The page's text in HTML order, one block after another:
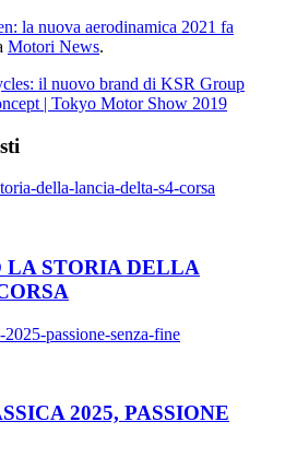
la nuova aerodinamica 2021 fa
Motori News.
il nuovo brand di KSR Group
| Tokyo Motor Show 2019
LA STORIA DELLA
2025, PASSIONE